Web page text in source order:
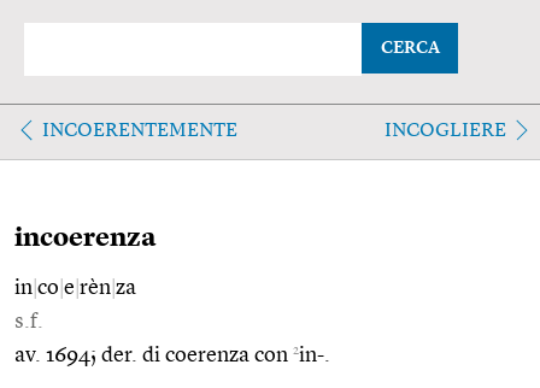
CERCA
INCOERENTEMENTE INCOGLIERE
incoerenza
in co e rèn za
s.f.
av. 1694; der. di coerenza con 2in-.